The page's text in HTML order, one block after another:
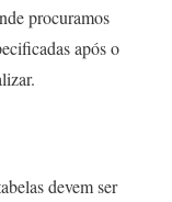
procuramos
após o
devem ser